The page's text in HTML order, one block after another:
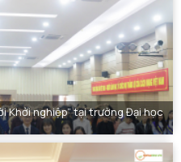
Khởi nghiệp” tại trường Đại học